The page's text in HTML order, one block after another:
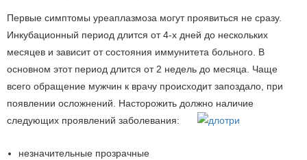
Первые симптомы уреаплазмоза могут проявиться не сразу.
Инкубационный период длится от 4-х дней до нескольких
месяцев и зависит от состояния иммунитета больного. В
основном этот период длится от 2 недель до месяца. Чаще
всего обращение мужчин к врачу происходит запоздало, при
появлении осложнений. Насторожить должно наличие
следующих проявлений заболевания:
незначительные прозрачные